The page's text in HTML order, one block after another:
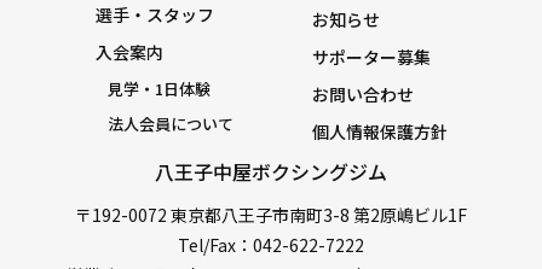
八王子中屋ボクシングジム
〒192-0072 東京都八王子市南町3-8 第2原嶋ビル1F
Tel/Fax：042-622-7222
選手・スタッフ
入会案内
見学・1日体験
法人会員について
お知らせ
サポーター募集
お問い合わせ
個人情報保護方針